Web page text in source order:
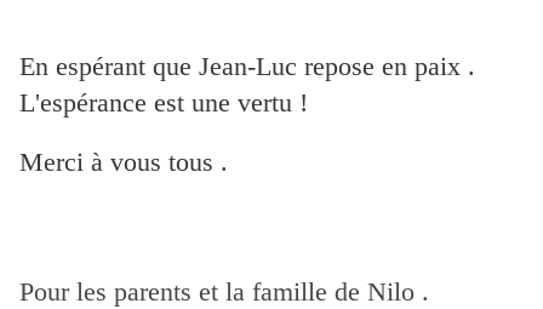
En espérant que Jean-Luc repose en paix .
L'espérance est une vertu !
Merci à vous tous .
Pour les parents et la famille de Nilo .